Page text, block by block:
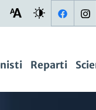
Reparti